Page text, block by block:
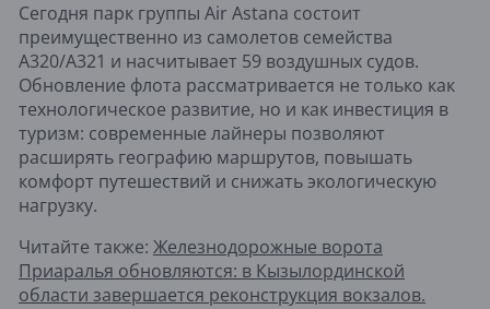
Сегодня парк группы Air Astana состоит
преимущественно из самолетов семейства
A320/A321 и насчитывает 59 воздушных судов.
Обновление флота рассматривается не только как
технологическое развитие, но и как инвестиция в
туризм: современные лайнеры позволяют
расширять географию маршрутов, повышать
комфорт путешествий и снижать экологическую
нагрузку.
Читайте также: Железнодорожные ворота
Приаралья обновляются: в Кызылординской
области завершается реконструкция вокзалов.